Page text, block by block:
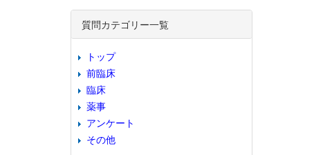
質問カテゴリー一覧
トップ
前臨床
臨床
薬事
アンケート
その他